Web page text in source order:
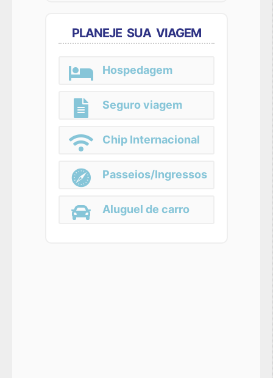
PLANEJE SUA VIAGEM
Hospedagem
Seguro viagem
Chip Internacional
Passeios/Ingressos
Aluguel de carro